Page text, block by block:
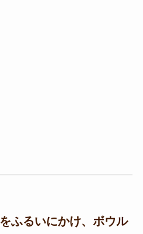
をふるいにかけ、ボウル